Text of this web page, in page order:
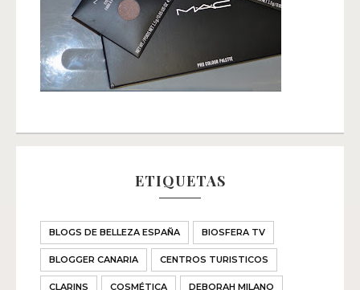
ETIQUETAS
BLOGS DE BELLEZA ESPAÑA BIOSFERA TV
BLOGGER CANARIA CENTROS TURISTICOS
CLARINS COSMÉTICA DEBORAH MILANO